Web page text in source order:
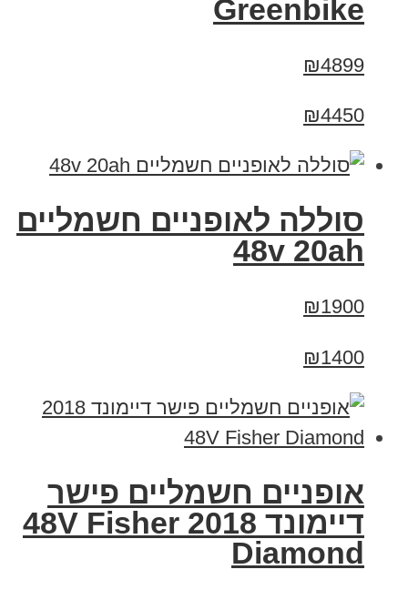
Greenbike
₪4899
₪4450
סוללה לאופניים חשמליים
48v 20ah
₪1900
₪1400
אופניים חשמליים פישר
דיימונד 2018 48V Fisher
Diamond